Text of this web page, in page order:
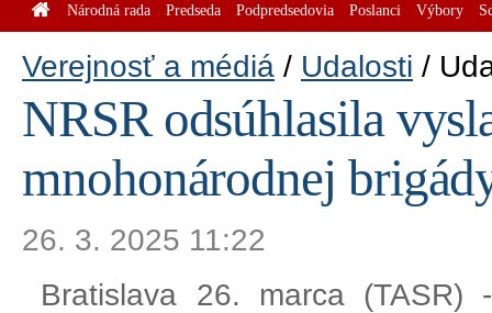
Národná rada Predseda Podpredsedovia Poslanci Výbory
Verejnosť a médiá Udalosti
NRSR odsúhlasila
mnohonárodnej
26. 3. 2025 11:22
Bratislava 26. marca (TASR)